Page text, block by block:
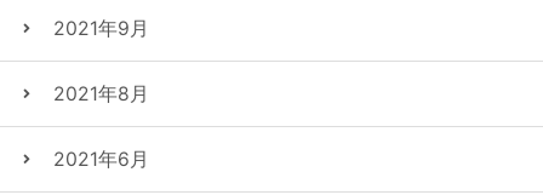
2021年9月
2021年8月
2021年6月